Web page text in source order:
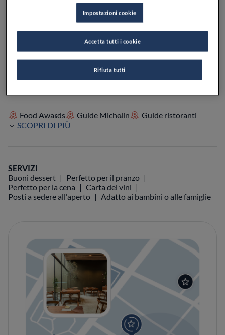
Food Awards Guide Michelin
Guide ristoranti
SCOPRI DI PIÙ
SERVIZI
Buoni dessert
Perfetto per il pranzo
Perfetto per la cena
Carta dei vini
Posti a sedere all'aperto
Adatto ai bambini o alle famiglie
Impostazioni cookie
Rifiuta tutti
Accetta tutti i cookie